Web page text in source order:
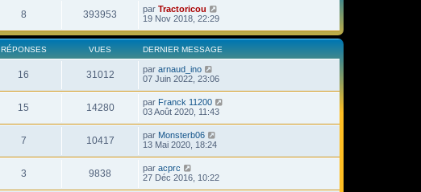
8 393953 par Tractoricou
19 Nov 2018, 22:29
RÉPONSES VUES DERNIER MESSAGE
16 31012 par arnaud_ino
07 Juin 2022, 23:06
15 14280 par Franck 11200
03 Août 2020, 11:43
7 10417 par Monsterb06
13 Mai 2020, 18:24
3 9838 par acprc
27 Déc 2016, 10:22